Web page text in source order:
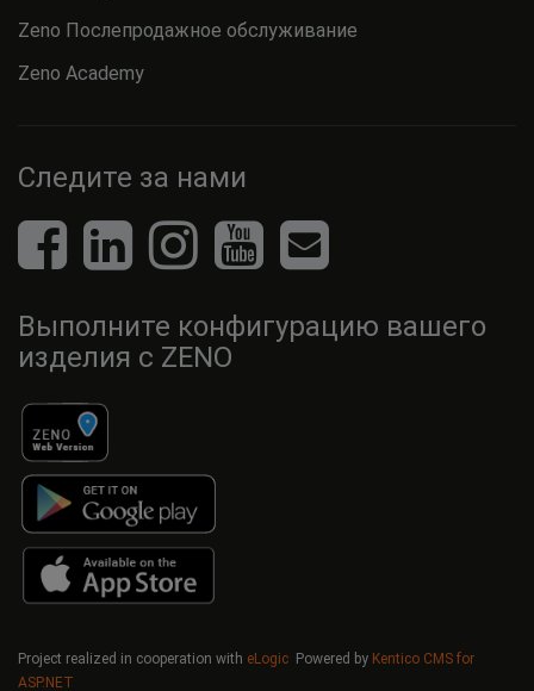
Zeno Послепродажное обслуживание
Zeno Academy
Следите за нами
Выполните конфигурацию вашего
изделия с ZENO
Project realized in cooperation with eLogic Powered by Kentico CMS for
ASP.NET